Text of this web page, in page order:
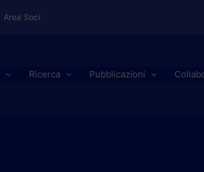
Area Soci
Ricerca Pubblicazioni